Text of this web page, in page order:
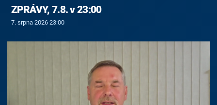
ZPRÁVY, 7.8. v 23:00
7. srpna 2026 23:00